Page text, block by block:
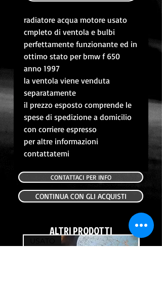
radiatore acqua motore usato
cmpleto di ventola e bulbi
perfettamente funzionante ed in
ottimo stato per bmw f 650
anno 1997
la ventola viene venduta
separatamente
il prezzo esposto comprende le
spese di spedizione a domicilio
con corriere espresso
per altre informazioni
contattatemi
CONTATTACI PER INFO
CONTINUA CON GLI ACQUISTI
ALTRI PRODOTTI